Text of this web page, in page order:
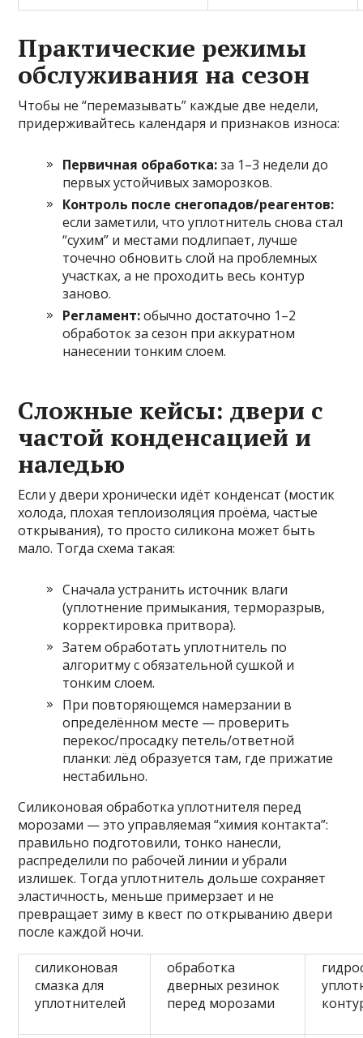
Практические режимы
обслуживания на сезон
Чтобы не “перемазывать” каждые две недели,
придерживайтесь календаря и признаков износа:
Первичная обработка:за 1–3 недели до
первых устойчивых заморозков.
Контроль после снегопадов/реагентов:
если заметили, что уплотнитель снова стал
“сухим” и местами подлипает, лучше
точечно обновить слой на проблемных
участках, а не проходить весь контур
заново.
Регламент:обычно достаточно 1–2
обработок за сезон при аккуратном
нанесении тонким слоем.
Сложные кейсы: двери с
частой конденсацией и
наледью
Если у двери хронически идёт конденсат (мостик
холода, плохая теплоизоляция проёма, частые
открывания), то просто силикона может быть
мало. Тогда схема такая:
Сначала устранить источник влаги
(уплотнение примыкания, терморазрыв,
корректировка притвора).
Затем обработать уплотнитель по
алгоритму с обязательной сушкой и
тонким слоем.
При повторяющемся намерзании в
определённом месте — проверить
перекос/просадку петель/ответной
планки: лёд образуется там, где прижатие
нестабильно.
Силиконовая обработка уплотнителя перед
морозами — это управляемая “химия контакта”:
правильно подготовили, тонко нанесли,
распределили по рабочей линии и убрали
излишек. Тогда уплотнитель дольше сохраняет
эластичность, меньше примерзает и не
превращает зиму в квест по открыванию двери
после каждой ночи.
силиконовая
смазка для
уплотнителей
обработка
дверных резинок
перед морозами